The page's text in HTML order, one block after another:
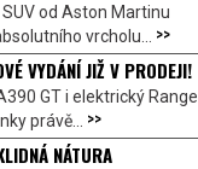
od Aston Martinu
vrcholu... >>
VYDÁNÍ JIŽ V PRODEJI!
GT i elektrický Range
právě... >>
NÁTURA